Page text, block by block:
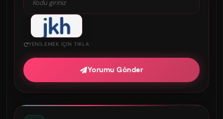
YENILEMEK IÇIN TIKLA
Yorumu Gönder